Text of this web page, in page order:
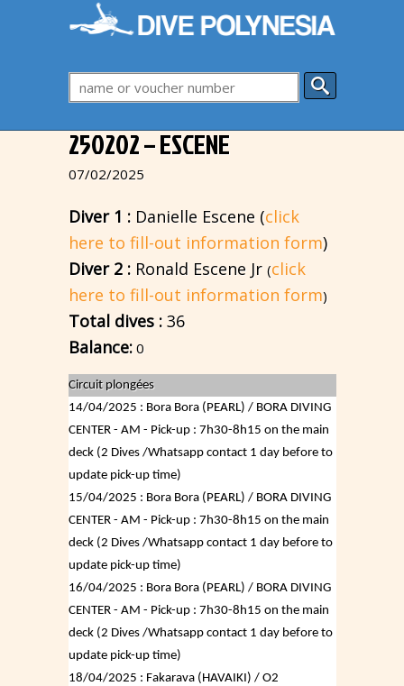
250202 – ESCENE
07/02/2025
Diver 1 : Danielle Escene (click
here to fill-out information form)
Diver 2 : Ronald Escene Jr(click
here to fill-out information form)
Total dives : 36
Balance: 0
Circuit plongées
14/04/2025 : Bora Bora (PEARL) / BORA DIVING
CENTER - AM - Pick-up : 7h30-8h15 on the main
deck (2 Dives /Whatsapp contact 1 day before to
update pick-up time)
15/04/2025 : Bora Bora (PEARL) / BORA DIVING
CENTER - AM - Pick-up : 7h30-8h15 on the main
deck (2 Dives /Whatsapp contact 1 day before to
update pick-up time)
16/04/2025 : Bora Bora (PEARL) / BORA DIVING
CENTER - AM - Pick-up : 7h30-8h15 on the main
deck (2 Dives /Whatsapp contact 1 day before to
update pick-up time)
18/04/2025 : Fakarava (HAVAIKI) / O2